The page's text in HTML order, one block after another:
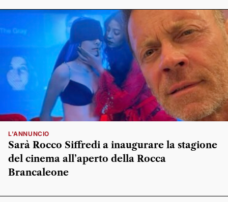
L'ANNUNCIO
Sarà Rocco Siffredi a inaugurare la stagione
del cinema all’aperto della Rocca
Brancaleone